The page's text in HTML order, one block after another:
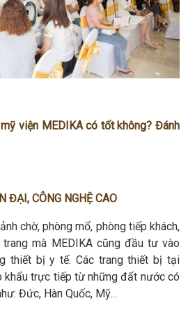
viện MEDIKA có tốt không? Đánh
ĐẠI, CÔNG NGHỆ CAO
chờ, phòng mổ, phòng tiếp khách,
trang mà MEDIKA cũng đầu tư vào
thiết bị y tế. Các trang thiết bị tại
khẩu trực tiếp từ những đất nước có
Đức, Hàn Quốc, Mỹ...